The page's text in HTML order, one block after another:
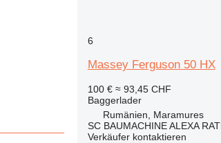
6
Massey Ferguson 50 HX
100 € ≈ 93,45 CHF
Baggerlader
Rumänien, Maramures
SC BAUMACHINE ALEXA
Verkäufer kontaktieren